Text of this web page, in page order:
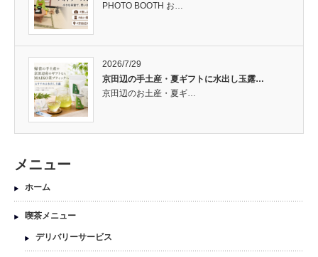
PHOTO BOOTH お…
2026/7/29
京田辺の手土産・夏ギフトに水出し玉露…
京田辺のお土産・夏ギ…
メニュー
ホーム
喫茶メニュー
デリバリーサービス